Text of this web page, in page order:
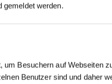
gemeldet werden.
Besuchern auf Webseiten
Benutzer sind und daher